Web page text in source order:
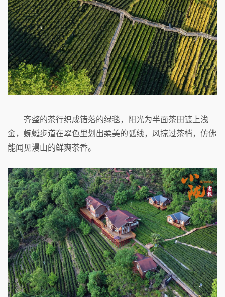
齐整的茶行织成错落的绿毯，阳光为半面茶田镀上浅
金，蜿蜒步道在翠色里划出柔美的弧线，风掠过茶梢，仿佛
能闻见漫山的鲜爽茶香。